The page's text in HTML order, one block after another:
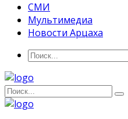
СМИ
Мультимедиа
Новости Арцаха